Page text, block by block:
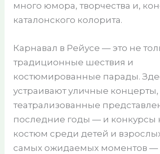
много юмора, творчества и,
каталонского колорита.
Карнавал в Рейусе — это не
традиционные шествия и
костюмированные парады.
устраивают уличные концерты,
театрализованные
последние годы — и конкурсы
костюм среди детей и
самых ожидаемых моментов